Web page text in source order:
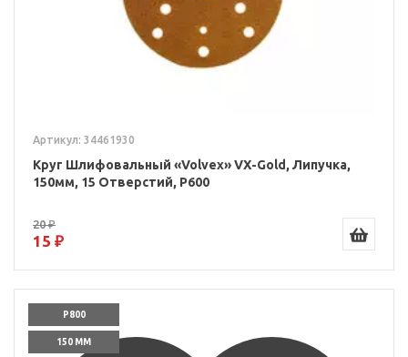
Артикул: 34461930
Круг Шлифовальный «Volvex» VX-Gold, Липучка,
150мм, 15 Отверстий, P600
20 ₽
15 ₽
P800
150 ММ